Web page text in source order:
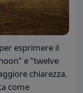
esprimere il
e "twelve
chiarezza.
come